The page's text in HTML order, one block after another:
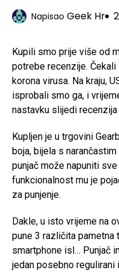
Napisao Geek Hr
Kupili smo prije više od
potrebe recenzije.
korona virusa. Na kraju,
isprobali smo ga, i
nastavku slijedi recenzija
Kupljen je u trgovini
boja, bijela s
punjač može napuniti
funkcionalnost mu je
za punjenje.
Dakle, u isto vrijeme na
pune 3 različita pametna
smartphone isl… Punjač
jedan posebno